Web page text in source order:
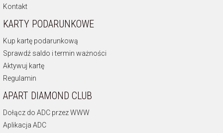
Kontakt
KARTY PODARUNKOWE
Kup kartę podarunkową
Sprawdź saldo i termin ważności
Aktywuj kartę
Regulamin
APART DIAMOND CLUB
Dołącz do ADC przez WWW
Aplikacja ADC